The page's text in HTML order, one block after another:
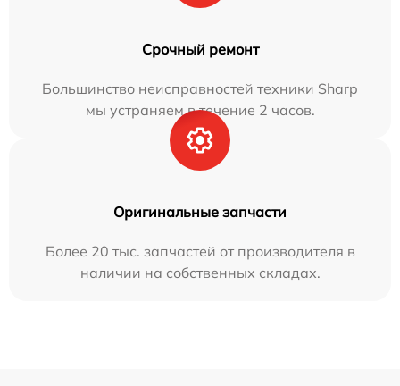
Срочный ремонт
Большинство неисправностей техники Sharp
мы устраняем в течение 2 часов.
Оригинальные запчасти
Более 20 тыс. запчастей от производителя в
наличии на собственных складах.